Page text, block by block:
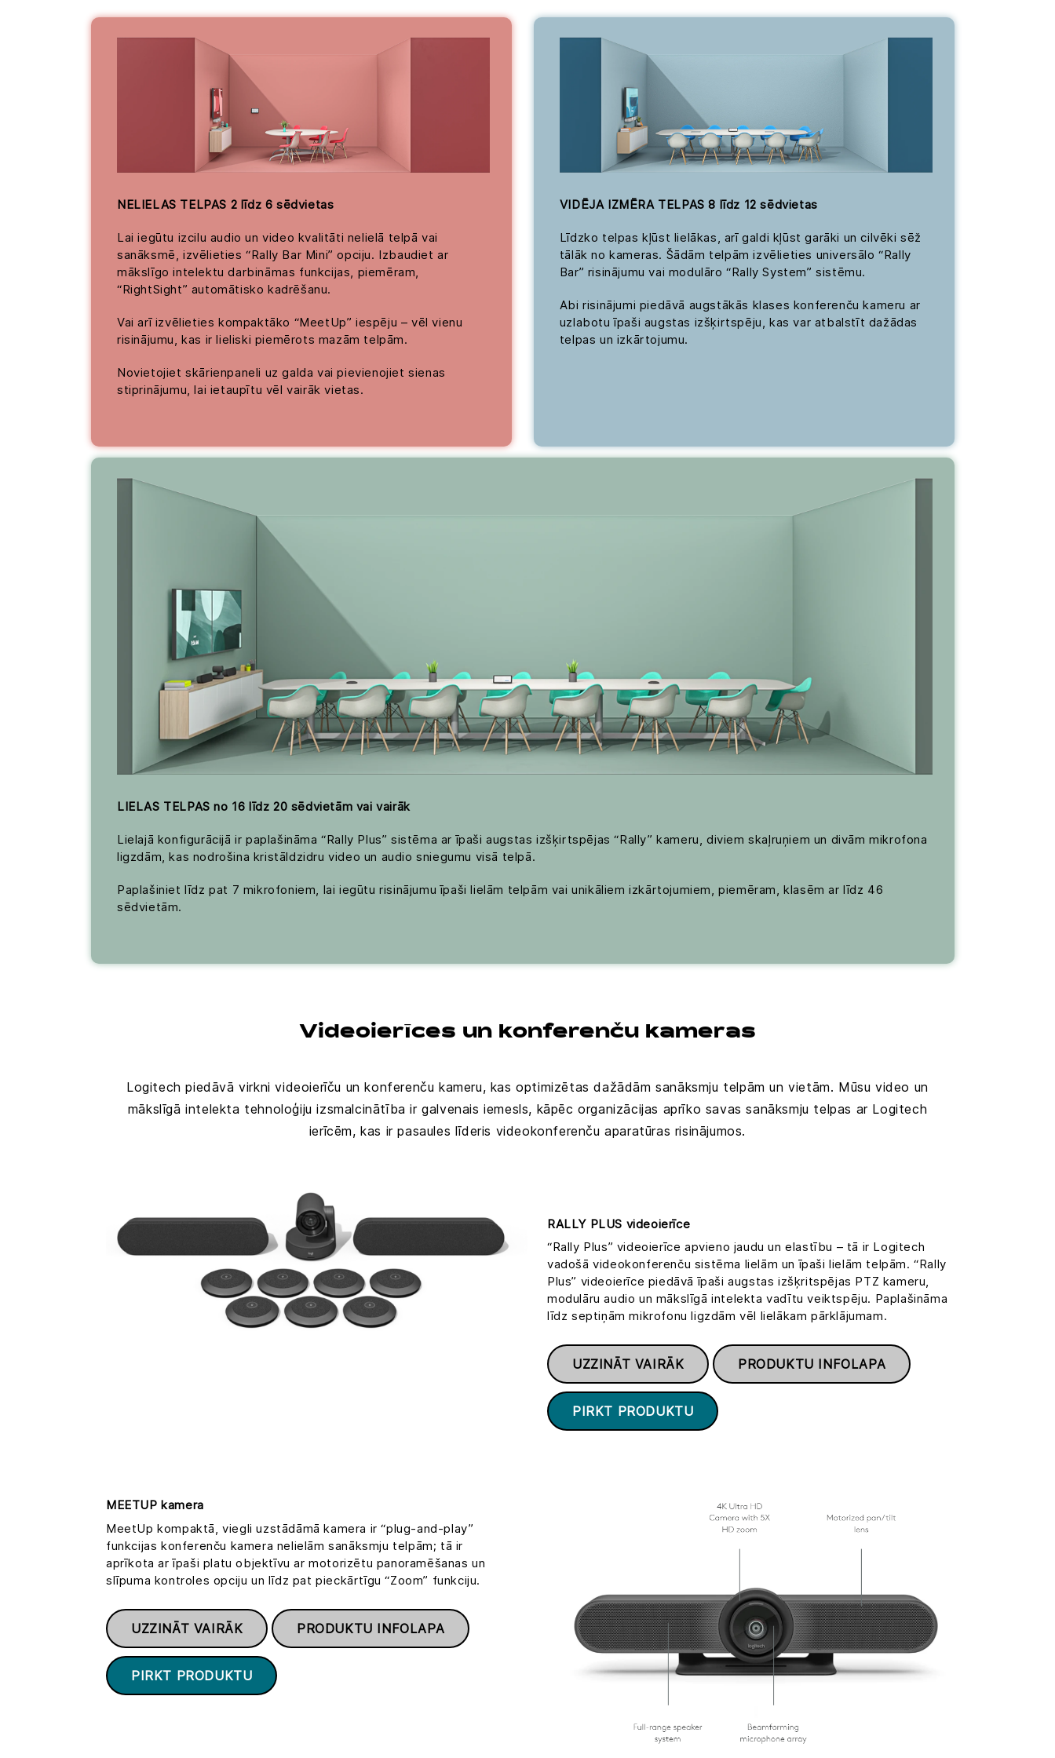
NELIELAS TELPAS 2 līdz 6 sēdvietas
Lai iegūtu izcilu audio un video kvalitāti nelielā telpā vai
sanāksmē, izvēlieties “Rally Bar Mini” opciju. Izbaudiet ar
mākslīgo intelektu darbināmas funkcijas, piemēram,
“RightSight” automātisko kadrēšanu.
Vai arī izvēlieties kompaktāko “MeetUp” iespēju – vēl vienu
risinājumu, kas ir lieliski piemērots mazām telpām.
Novietojiet skārienpaneli uz galda vai pievienojiet sienas
stiprinājumu, lai ietaupītu vēl vairāk vietas.
VIDĒJA IZMĒRA TELPAS 8 līdz 12 sēdvietas
Līdzko telpas kļūst lielākas, arī galdi kļūst garāki un cilvēki sēž
tālāk no kameras. Šādām telpām izvēlieties universālo “Rally
Bar” risinājumu vai modulāro “Rally System” sistēmu.
Abi risinājumi piedāvā augstākās klases konferenču kameru ar
uzlabotu īpaši augstas izšķirtspēju, kas var atbalstīt dažādas
telpas un izkārtojumu.
LIELAS TELPAS no 16 līdz 20 sēdvietām vai vairāk
Lielajā konfigurācijā ir paplašināma “Rally Plus” sistēma ar īpaši augstas izšķirtspējas “Rally” kameru, diviem skaļruņiem un divām mikrofona
ligzdām, kas nodrošina kristāldzidru video un audio sniegumu visā telpā.
Paplašiniet līdz pat 7 mikrofoniem, lai iegūtu risinājumu īpaši lielām telpām vai unikāliem izkārtojumiem, piemēram, klasēm ar līdz 46
sēdvietām.
Videoierīces un konferenču kameras
Logitech piedāvā virkni videoierīču un konferenču kameru, kas optimizētas dažādām sanāksmju telpām un vietām. Mūsu video un
mākslīgā intelekta tehnoloģiju izsmalcinātība ir galvenais iemesls, kāpēc organizācijas aprīko savas sanāksmju telpas ar Logitech
ierīcēm, kas ir pasaules līderis videokonferenču aparatūras risinājumos.
RALLY PLUS videoierīce
“Rally Plus” videoierīce apvieno jaudu un elastību – tā ir Logitech
vadošā videokonferenču sistēma lielām un īpaši lielām telpām. “Rally
Plus” videoierīce piedāvā īpaši augstas izšķritspējas PTZ kameru,
modulāru audio un mākslīgā intelekta vadītu veiktspēju. Paplašināma
līdz septiņām mikrofonu ligzdām vēl lielākam pārklājumam.
UZZINĀT VAIRĀK PRODUKTU INFOLAPA
PIRKT PRODUKTU
MEETUP kamera
MeetUp kompaktā, viegli uzstādāmā kamera ir “plug-and-play”
funkcijas konferenču kamera nelielām sanāksmju telpām; tā ir
aprīkota ar īpaši platu objektīvu ar motorizētu panoramēšanas un
slīpuma kontroles opciju un līdz pat pieckārtīgu “Zoom” funkciju.
UZZINĀT VAIRĀK PRODUKTU INFOLAPA
PIRKT PRODUKTU